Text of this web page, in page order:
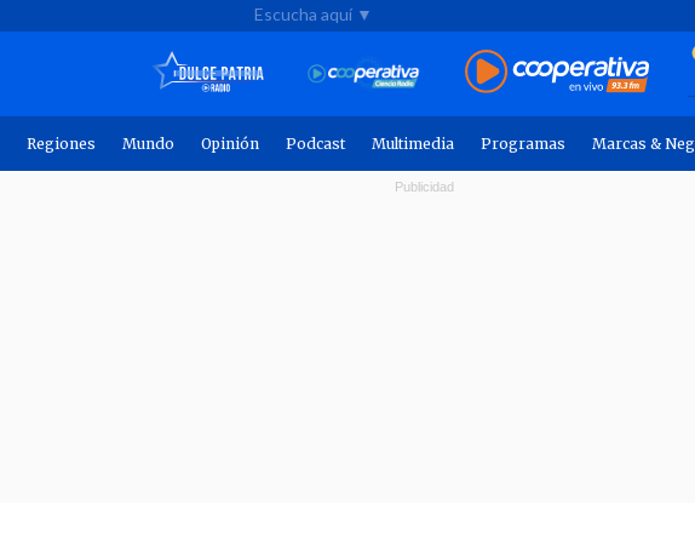
Escucha aquí ▼
Regiones Mundo Opinión Podcast Multimedia Programas Marcas &